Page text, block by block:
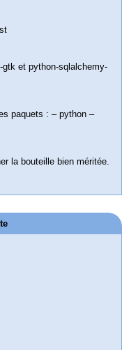
et python-sqlalchemy-
paquets : – python –
la bouteille bien méritée.